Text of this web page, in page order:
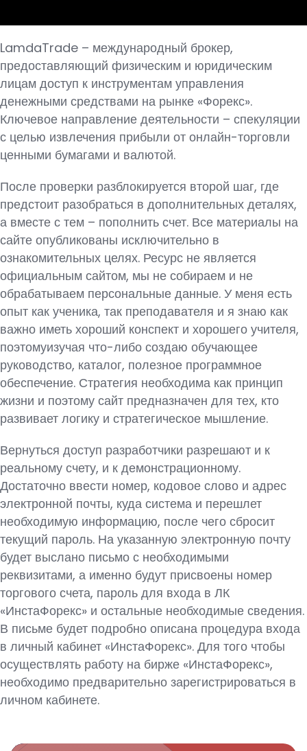
LamdaTrade – международный брокер,
предоставляющий физическим и юридическим
лицам доступ к инструментам управления
денежными средствами на рынке «Форекс».
Ключевое направление деятельности – спекуляции
с целью извлечения прибыли от онлайн-торговли
ценными бумагами и валютой.
После проверки разблокируется второй шаг, где
предстоит разобраться в дополнительных деталях,
а вместе с тем – пополнить счет. Все материалы на
сайте опубликованы исключительно в
ознакомительных целях. Ресурс не является
официальным сайтом, мы не собираем и не
обрабатываем персональные данные. У меня есть
опыт как ученика, так преподавателя и я знаю как
важно иметь хороший конспект и хорошего учителя,
поэтомуизучая что-либо создаю обучающее
руководство, каталог, полезное программное
обеспечение. Стратегия необходима как принцип
жизни и поэтому сайт предназначен для тех, кто
развивает логику и стратегическое мышление.
Вернуться доступ разработчики разрешают и к
реальному счету, и к демонстрационному.
Достаточно ввести номер, кодовое слово и адрес
электронной почты, куда система и перешлет
необходимую информацию, после чего сбросит
текущий пароль. На указанную электронную почту
будет выслано письмо с необходимыми
реквизитами, а именно будут присвоены номер
торгового счета, пароль для входа в ЛК
«ИнстаФорекс» и остальные необходимые сведения.
В письме будет подробно описана процедура входа
в личный кабинет «ИнстаФорекс». Для того чтобы
осуществлять работу на бирже «ИнстаФорекс»,
необходимо предварительно зарегистрироваться в
личном кабинете.